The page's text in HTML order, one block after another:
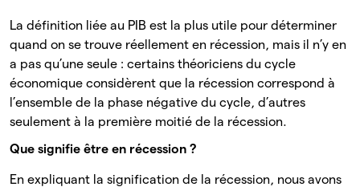
La définition liée au PIB est la plus utile pour déterminer
quand on se trouve réellement en récession, mais il n’y en
a pas qu’une seule : certains théoriciens du cycle
économique considèrent que la récession correspond à
l’ensemble de la phase négative du cycle, d’autres
seulement à la première moitié de la récession.
Que signifie être en récession ?
En expliquant la signification de la récession, nous avons